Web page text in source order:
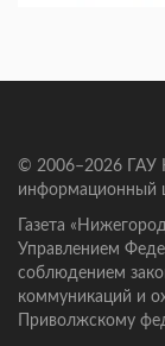
© 2006–2026 ГАУ
информационный
Газета
Управлением
соблюдением
коммуникаций и
Приволжскому